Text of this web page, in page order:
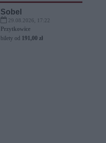
Sobel
29.08.2026, 17:22
Przytkowice
bilety od 191,00 zł